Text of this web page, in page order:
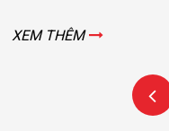
XEM THÊM